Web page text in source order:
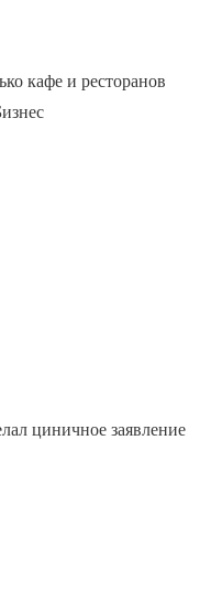
кафе и ресторанов
циничное заявление